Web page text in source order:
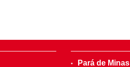
Pará de Minas